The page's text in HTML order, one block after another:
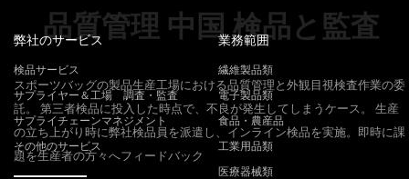
品質管理 中国 検品と監査
スポーツバッグの製品生産工場における品質管理と外観目視検査作業の委
託。 第三者検品に投入した時点で、不良が発生してしまうケース。 生産
の立ち上がり時に弊社検品員を派遣し、インライン検品を実施。即時に課
題を生産者の方々へフィードバック
弊社のサービス
検品サービス
サプライヤー＆工場 調査・監査
サプライチェーンマネジメント
その他のサービス
業務範囲
繊維製品類
電子製品類
食品・農産品
工業用品類
医療器械類